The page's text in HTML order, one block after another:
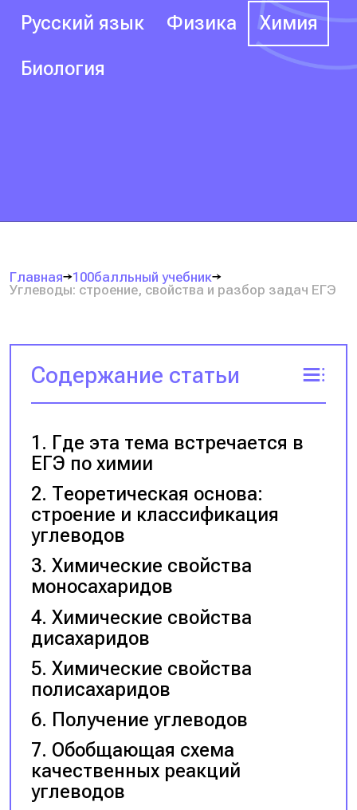
Русский язык Физика Химия
Биология
Главная
100балльный учебник
Углеводы: строение, свойства и разбор задач ЕГЭ
Содержание статьи
Где эта тема встречается в
ЕГЭ по химии
Теоретическая основа:
строение и классификация
углеводов
Химические свойства
моносахаридов
Химические свойства
дисахаридов
Химические свойства
полисахаридов
Получение углеводов
Обобщающая схема
качественных реакций
углеводов